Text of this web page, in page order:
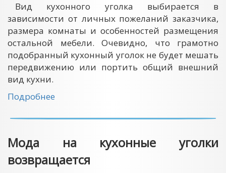
Вид кухонного уголка выбирается в
зависимости от личных пожеланий заказчика,
размера комнаты и особенностей размещения
остальной мебели. Очевидно, что грамотно
подобранный кухонный уголок не будет мешать
передвижению или портить общий внешний
вид кухни.
Подробнее
Мода на кухонные уголки
возвращается